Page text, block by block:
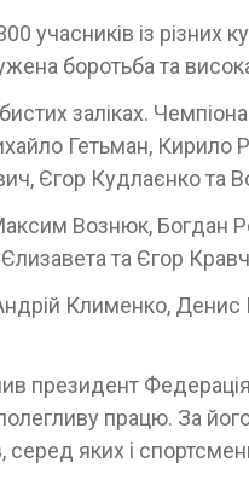
учасників із різних
боротьба та
заліках.
Гетьман, Кирило
Єгор Кудлаєнко та
Вознюк, Богдан
та Єгор
Клименко,
президент
працю. За
яких і